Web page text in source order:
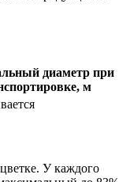
диаметр при
м
У каждого